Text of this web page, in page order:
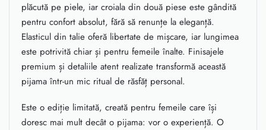
plăcută pe piele, iar croiala din două piese este gândită
pentru confort absolut, fără să renunțe la eleganță.
Elasticul din talie oferă libertate de mișcare, iar lungimea
este potrivită chiar și pentru femeile înalte. Finisajele
premium și detaliile atent realizate transformă această
pijama într-un mic ritual de răsfăț personal.
Este o ediție limitată, creată pentru femeile care își
doresc mai mult decât o pijama: vor o experiență. O